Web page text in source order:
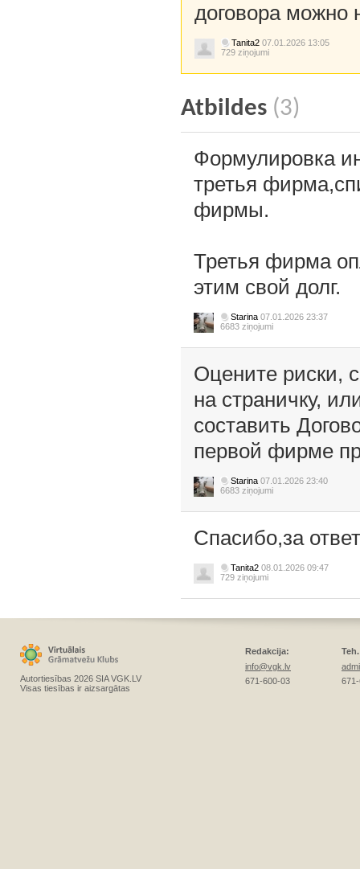
договора можно
Tanita2 07.01.2026 13:05
729 ziņojumi
Atbildes (3)
Формулировка
третья
фирмы.
Третья фирма
этим свой долг.
Starina 07.01.2026 23:37
6683 ziņojumi
Оцените риски,
на страничку,
составить
первой фирме
Starina 07.01.2026 23:40
6683 ziņojumi
Спасибо,за
Tanita2 08.01.2026 09:47
729 ziņojumi
Autortiesības 2026 SIA VGK.LV
Visas tiesības ir aizsargātas
Redakcija:
info@vgk.lv
671-600-03